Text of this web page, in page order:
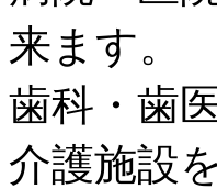
来ます。
歯科・歯
介護施設